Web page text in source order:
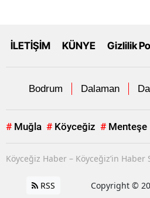
İLETİŞİM KÜNYE Gizlilik
Bodrum Dalaman
# Muğla # Köyceğiz # Menteşe
Köyceğiz Haber – Köyceğiz’in Haber
RSS Copyright ©